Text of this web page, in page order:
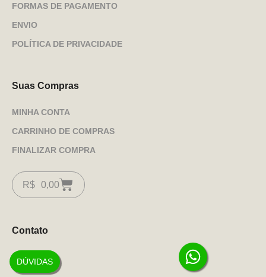
FORMAS DE PAGAMENTO
ENVIO
POLÍTICA DE PRIVACIDADE
Suas Compras
MINHA CONTA
CARRINHO DE COMPRAS
FINALIZAR COMPRA
R$ 0,00
Contato
DÚVIDAS